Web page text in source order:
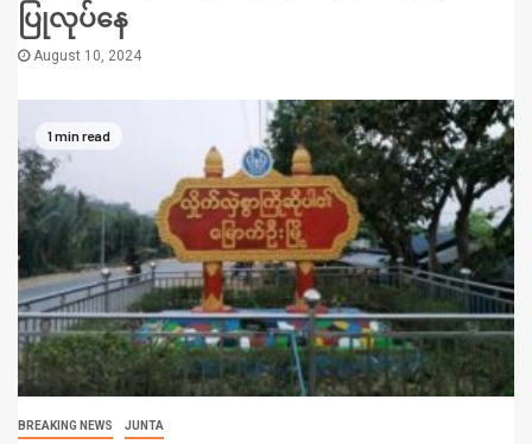
ပြုလုပ်နေ
August 10, 2024
1 min read
BREAKING NEWS JUNTA